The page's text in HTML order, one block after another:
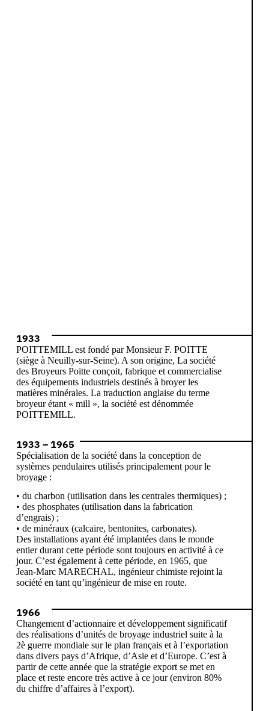
1933
POITTEMILL est fondé par Monsieur F. POITTE
(siège à Neuilly-sur-Seine). A son origine, La société
des Broyeurs Poitte conçoit, fabrique et commercialise
des équipements industriels destinés à broyer les
matières minérales. La traduction anglaise du terme
broyeur étant « mill », la société est dénommée
POITTEMILL.
1933 – 1965
Spécialisation de la société dans la conception de
systèmes pendulaires utilisés principalement pour le
broyage :
• du charbon (utilisation dans les centrales thermiques) ;
• des phosphates (utilisation dans la fabrication
d’engrais) ;
• de minéraux (calcaire, bentonites, carbonates).
Des installations ayant été implantées dans le monde
entier durant cette période sont toujours en activité à ce
jour. C’est également à cette période, en 1965, que
Jean-Marc MARECHAL, ingénieur chimiste rejoint la
société en tant qu’ingénieur de mise en route.
1966
Changement d’actionnaire et développement significatif
des réalisations d’unités de broyage industriel suite à la
2è guerre mondiale sur le plan français et à l’exportation
dans divers pays d’Afrique, d’Asie et d’Europe. C’est à
partir de cette année que la stratégie export se met en
place et reste encore très active à ce jour (environ 80%
du chiffre d’affaires à l’export).